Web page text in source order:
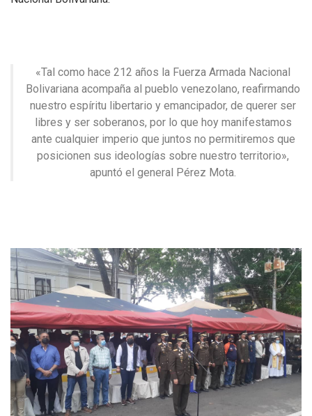
«Tal como hace 212 años la Fuerza Armada Nacional
Bolivariana acompaña al pueblo venezolano, reafirmando
nuestro espíritu libertario y emancipador, de querer ser
libres y ser soberanos, por lo que hoy manifestamos
ante cualquier imperio que juntos no permitiremos que
posicionen sus ideologías sobre nuestro territorio»,
apuntó el general Pérez Mota.